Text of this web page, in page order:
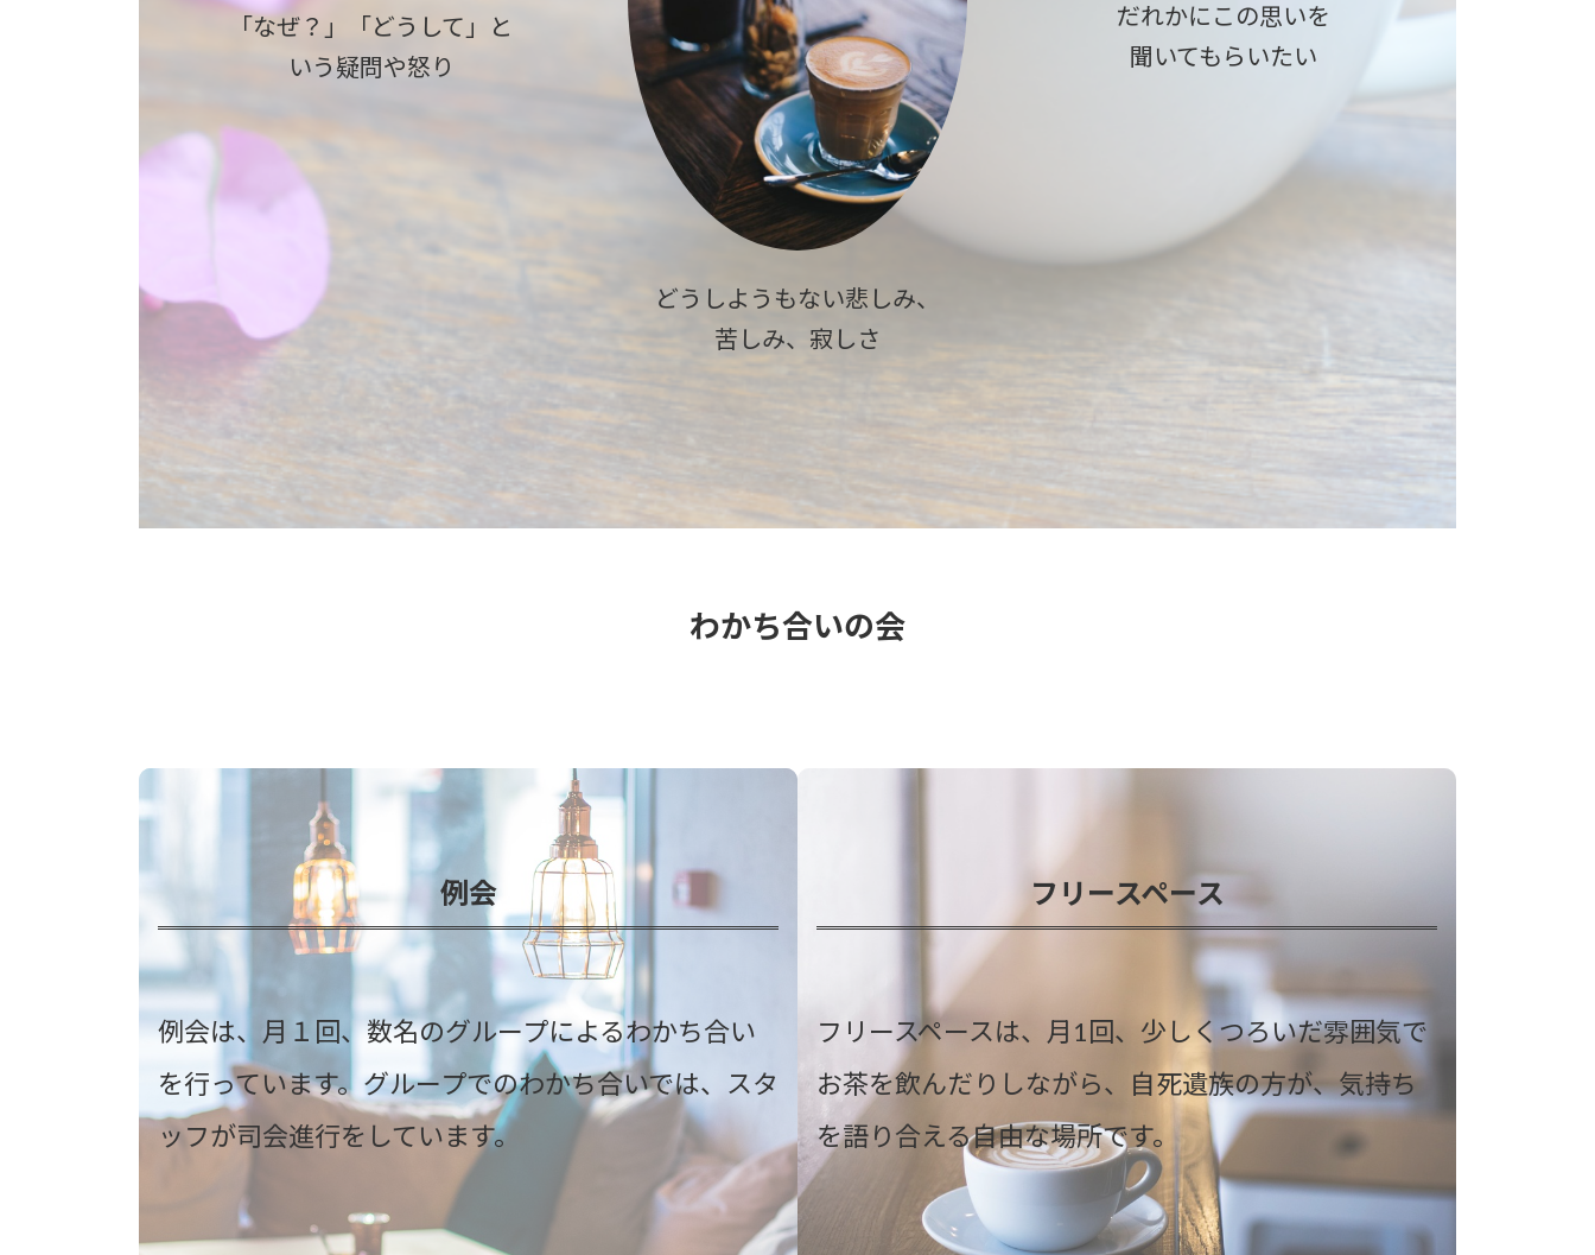
「なぜ？」「どうして」と
いう疑問や怒り
どうしようもない悲しみ、
苦しみ、寂しさ
だれかにこの思いを
聞いてもらいたい
わかち合いの会
例会
例会は、月１回、数名のグループによるわかち合い
を行っています。グループでのわかち合いでは、スタ
ッフが司会進行をしています。
フリースペース
フリースペースは、月1回、少しくつろいだ雰囲気で
お茶を飲んだりしながら、自死遺族の方が、気持ち
を語り合える自由な場所です。